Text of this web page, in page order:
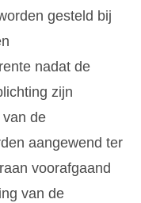
gesteld bij
nadat de
zijn
de
aangewend ter
voorafgaand
van de